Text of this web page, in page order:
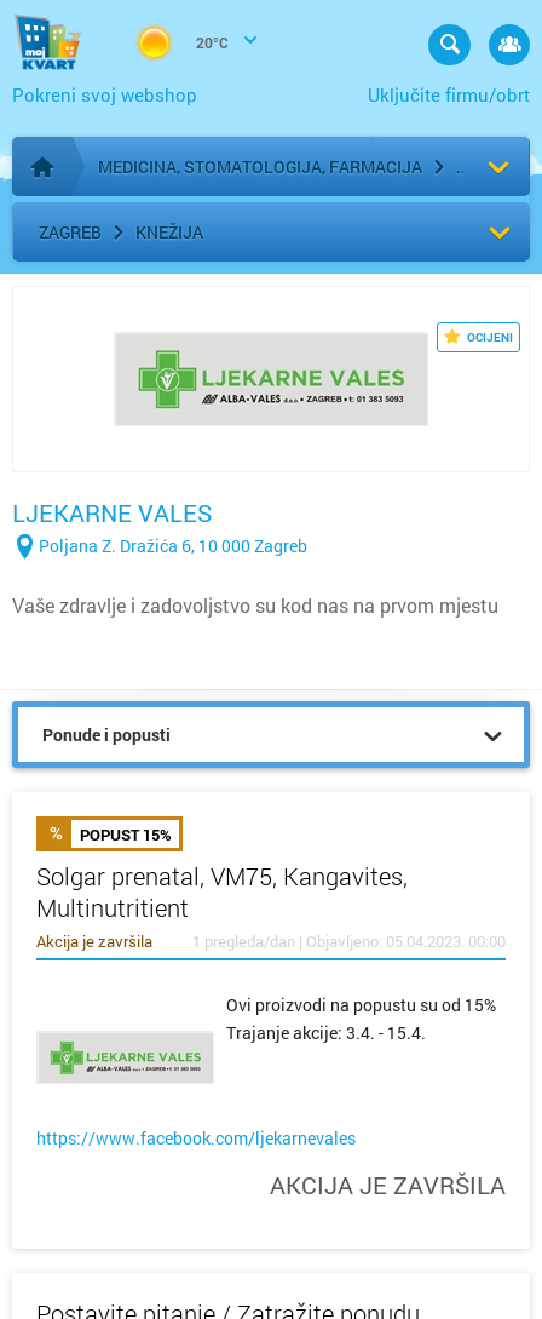
20°C
Uključite firmu/obrt
Pokreni svoj webshop
Početna stranica
MEDICINA, STOMATOLOGIJA, FARMACIJA
ZAGREB KNEŽIJA
OCIJENI
LJEKARNE VALES
Poljana Z. Dražića 6, 10 000 Zagreb
Vaše zdravlje i zadovoljstvo su kod nas na prvom mjestu
Ponude i popusti
POPUST 15%
Solgar prenatal, VM75, Kangavites,
Multinutritient
Akcija je završila 1 pregleda/dan | Objavljeno: 05.04.2023. 00:00
Ovi proizvodi na popustu su od 15%
Trajanje akcije: 3.4. - 15.4.
https://www.facebook.com/ljekarnevales
AKCIJA JE ZAVRŠILA